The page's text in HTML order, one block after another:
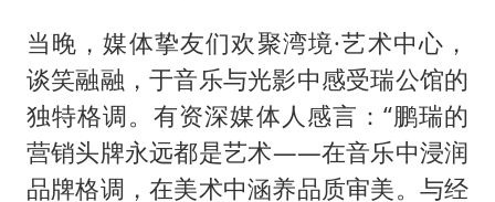
当晚，媒体挚友们欢聚湾境·艺术中心，
谈笑融融，于音乐与光影中感受瑞公馆的
独特格调。有资深媒体人感言：“鹏瑞的
营销头牌永远都是艺术——在音乐中浸润
品牌格调，在美术中涵养品质审美。与经